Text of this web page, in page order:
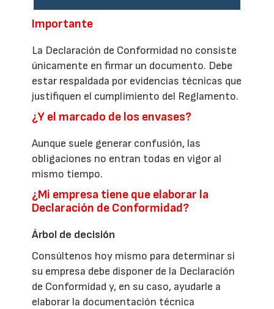
Importante
La Declaración de Conformidad no consiste
únicamente en firmar un documento. Debe
estar respaldada por evidencias técnicas que
justifiquen el cumplimiento del Reglamento.
¿Y el marcado de los envases?
Aunque suele generar confusión, las
obligaciones no entran todas en vigor al
mismo tiempo.
¿Mi empresa tiene que elaborar la
Declaración de Conformidad?
Árbol de decisión
Consúltenos hoy mismo para determinar si
su empresa debe disponer de la Declaración
de Conformidad y, en su caso, ayudarle a
elaborar la documentación técnica